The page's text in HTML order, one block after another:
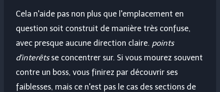
Cela n'aide pas non plus que l'emplacement en
question soit construit de manière très confuse,
avec presque aucune direction claire. points
d'interêtsse concentrer sur. Si vous mourez souvent
contre un boss, vous finirez par découvrir ses
faiblesses, mais ce n'est pas le cas des sections de